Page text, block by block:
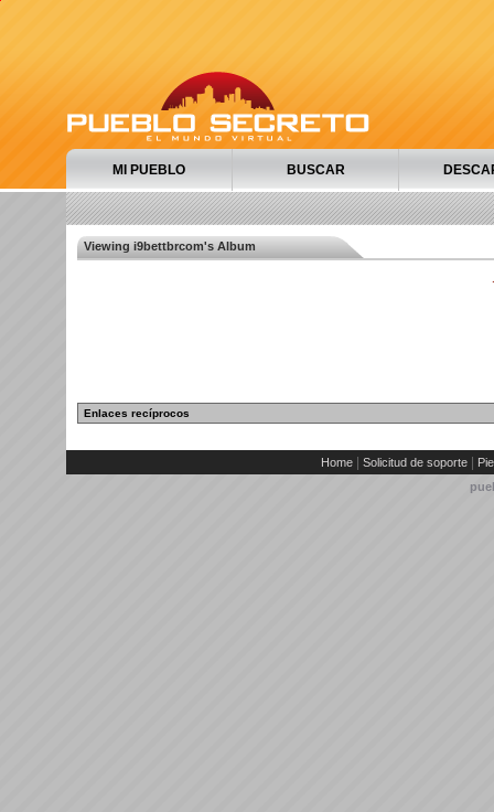
MI PUEBLO BUSCAR
Viewing i9bettbrcom's Album
Enlaces recíprocos
Home Solicitud de soporte